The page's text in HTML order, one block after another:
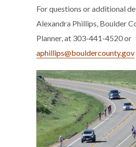
For questions or additional
Alexandra Phillips, Boulder
Planner, at 303-441-4520 or
aphillips@bouldercounty.gov